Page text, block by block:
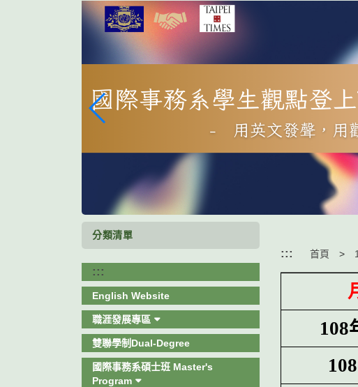
分類清單
:::
English Website
職涯發展專區
雙聯學制Dual-Degree
國際事務系碩士班 Master's
Program
::: 首頁
108